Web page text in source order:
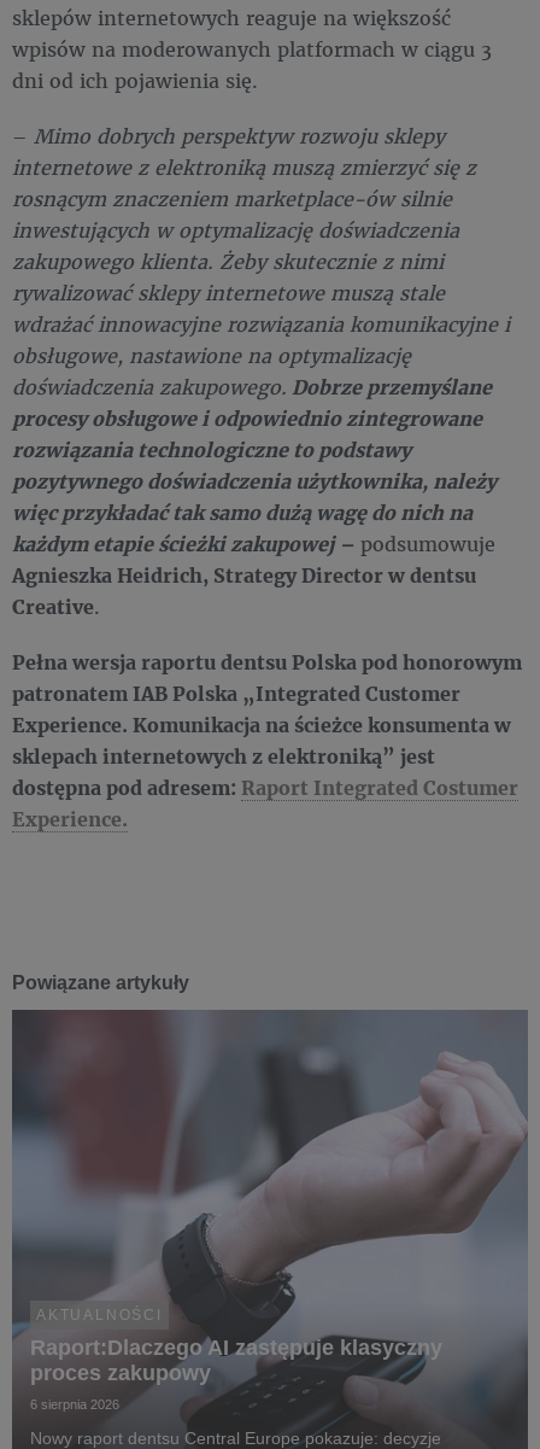
sklepów internetowych reaguje na większość
wpisów na moderowanych platformach w ciągu 3
dni od ich pojawienia się.
– Mimo dobrych perspektyw rozwoju sklepy
internetowe z elektroniką muszą zmierzyć się z
rosnącym znaczeniem marketplace-ów silnie
inwestujących w optymalizację doświadczenia
zakupowego klienta. Żeby skutecznie z nimi
rywalizować sklepy internetowe muszą stale
wdrażać innowacyjne rozwiązania komunikacyjne i
obsługowe, nastawione na optymalizację
doświadczenia zakupowego. Dobrze przemyślane
procesy obsługowe i odpowiednio zintegrowane
rozwiązania technologiczne to podstawy
pozytywnego doświadczenia użytkownika, należy
więc przykładać tak samo dużą wagę do nich na
każdym etapie ścieżki zakupowej – podsumowuje
Agnieszka Heidrich, Strategy Director w dentsu
Creative.
Pełna wersja raportu dentsu Polska pod honorowym
patronatem IAB Polska „Integrated Customer
Experience. Komunikacja na ścieżce konsumenta w
sklepach internetowych z elektroniką” jest
dostępna pod adresem: Raport Integrated Costumer
Experience.
Powiązane artykuły
AKTUALNOŚCI
Raport:Dlaczego AI zastępuje klasyczny
proces zakupowy
6 sierpnia 2026
Nowy raport dentsu Central Europe pokazuje: decyzje